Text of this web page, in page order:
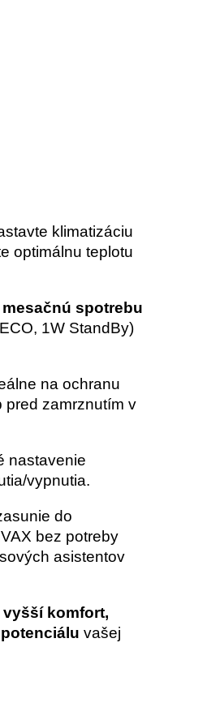
klimatizáciu
optimálnu teplotu
mesačnú spotrebu
1W StandBy)
na ochranu
pred zamrznutím v
nastavenie
vypnutia.
do
bez potreby
asistentov
vyšší komfort,
vašej